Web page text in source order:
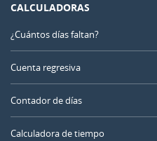
CALCULADORAS
¿Cuántos días faltan?
Cuenta regresiva
Contador de días
Calculadora de tiempo